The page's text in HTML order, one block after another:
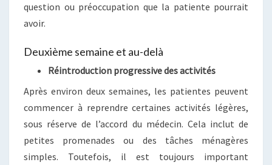
question ou préoccupation que la patiente pourrait
avoir.
Deuxième semaine et au-delà
Réintroduction progressive des activités
Après environ deux semaines, les patientes peuvent
commencer à reprendre certaines activités légères,
sous réserve de l’accord du médecin. Cela inclut de
petites promenades ou des tâches ménagères
simples. Toutefois, il est toujours important